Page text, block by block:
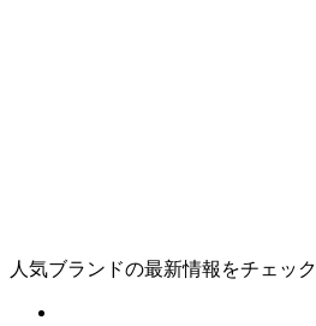
人気ブランドの最新情報をチェック